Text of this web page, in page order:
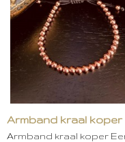
Armband kraal koper
Armband kraal koper